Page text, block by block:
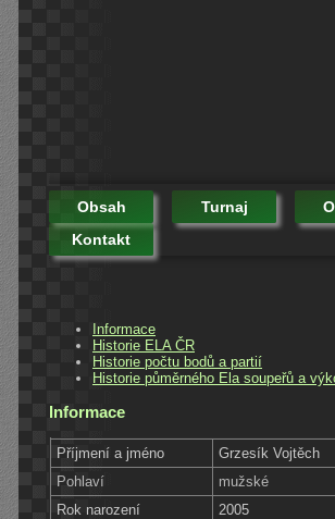
Obsah Turnaj
Kontakt
Informace
Historie ELA ČR
Historie počtu bodů a partií
Historie půměrného Ela soupeřů a
Informace
Příjmení a jméno
Grzesík Vojtěch
Pohlaví
mužské
Rok narození
2005